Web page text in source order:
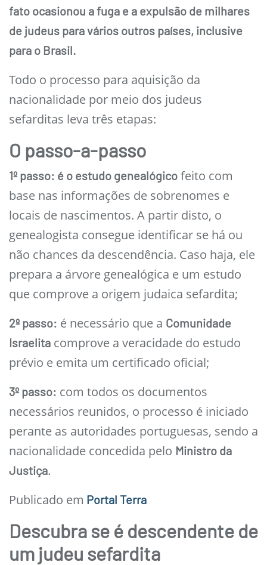
fato ocasionou a fuga e a expulsão de milhares
de judeus para vários outros países, inclusive
para o Brasil.
Todo o processo para aquisição da
nacionalidade por meio dos judeus
sefarditas leva três etapas:
O passo-a-passo
1º passo: é o estudo genealógico feito com
base nas informações de sobrenomes e
locais de nascimentos. A partir disto, o
genealogista consegue identificar se há ou
não chances da descendência. Caso haja, ele
prepara a árvore genealógica e um estudo
que comprove a origem judaica sefardita;
2º passo: é necessário que a Comunidade
Israelita comprove a veracidade do estudo
prévio e emita um certificado oficial;
3º passo: com todos os documentos
necessários reunidos, o processo é iniciado
perante as autoridades portuguesas, sendo a
nacionalidade concedida pelo Ministro da
Justiça.
Publicado em Portal Terra
Descubra se é descendente de
um judeu sefardita